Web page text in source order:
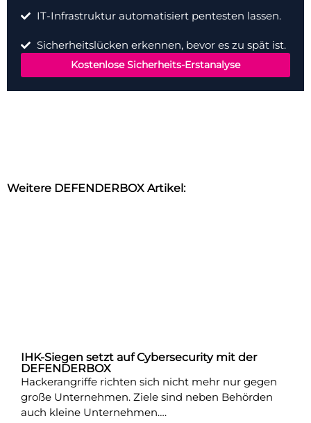
IT-Infrastruktur automatisiert pentesten lassen.
Sicherheitslücken erkennen, bevor es zu spät ist.
Kostenlose Sicherheits-Erstanalyse
Weitere DEFENDERBOX Artikel:
IHK-Siegen setzt auf Cybersecurity mit der
DEFENDERBOX
Hackerangriffe richten sich nicht mehr nur gegen
große Unternehmen. Ziele sind neben Behörden
auch kleine Unternehmen….